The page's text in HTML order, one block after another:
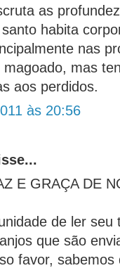
as
habita
nas
mas
aos perdidos.
às 20:56
E GRAÇA DE
de ler seu
que são
favor,